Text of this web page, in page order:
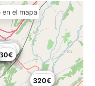
28€
30€
40€
40€
53€
55€
63€
80€
138€
320€
en el mapa